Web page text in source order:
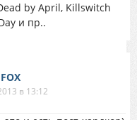
by April, Killswitch
и пр..
FOX
в 13:12